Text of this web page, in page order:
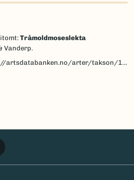
Tråmoldmoseslekta
Vanderp.
arter/takson/189430/beskrivelse